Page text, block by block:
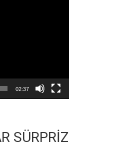
02:37
SÜRPRİZ